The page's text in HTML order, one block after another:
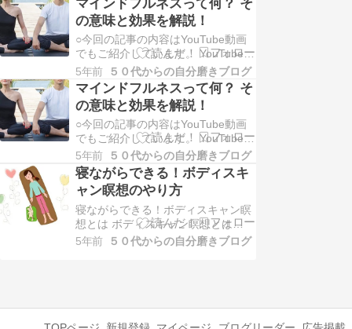
【自分磨きチャンネル】チャンネル
登録、よろしくお願いします！ ここ
からポチッと登録できます。 ⇓⇓⇓
K太郎チャンネル 【ボ…
の意味と効果を解説！
○今回の記事の内容はYouTube動画
でもご紹介しています。 YouTube動
画：マインドフルネスって何？その
意味と効果を解説 全編５分５６秒
【K太郎チャンネル】チャンネル登
録、よろしくお願いします！ ここか
らポチッと登録できます。 ⇓⇓⇓ K
太郎チャンネル マインドフルネス…
5年前 ５０代からの自分磨きブログ
マインドフルネスって何？ そ
の意味と効果を解説！
○今回の記事の内容はYouTube動画
でもご紹介しています。 YouTube動
画：マインドフルネスって何？その
意味と効果を解説 全編５分５６秒
【K太郎チャンネル】チャンネル登
録、よろしくお願いします！ ここか
らポチッと登録できます。 ⇓⇓⇓ K
太郎チャンネル マインドフルネス…
5年前 ５０代からの自分磨きブログ
寝ながらできる！ボディスキ
ャン瞑想のやり方
寝ながらできる！ボディスキャン瞑
想とは ボディスキャン瞑想とは
「自分の体が感じている本当の感覚
す。 K太郎 今、ここ。 この瞬間に
意識を向けること…
5年前 ５０代からの自分磨きブログ